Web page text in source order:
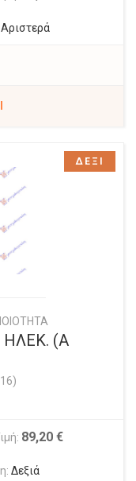
Αριστερά
ΗΛΕΚ. (Α
89,20 €
Δεξιά
ΔΕΞΙ